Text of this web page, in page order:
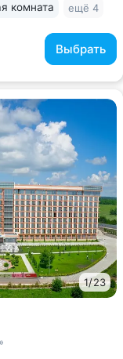
Выбрать
комната ещё 4
1/23